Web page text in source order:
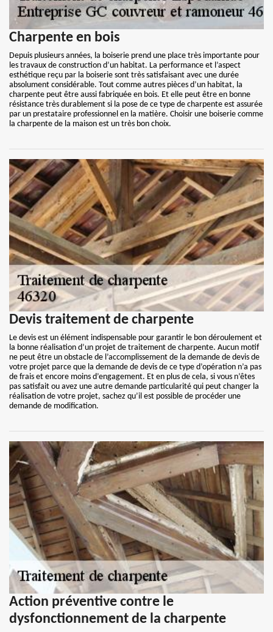
Charpente en bois
Depuis plusieurs années, la boiserie prend une place très importante pour
les travaux de construction d’un habitat. La performance et l’aspect
esthétique reçu par la boiserie sont très satisfaisant avec une durée
absolument considérable. Tout comme autres pièces d’un habitat, la
charpente peut être aussi fabriquée en bois. Et elle peut être en bonne
résistance très durablement si la pose de ce type de charpente est assurée
par un prestataire professionnel en la matière. Choisir une boiserie comme
la charpente de la maison est un très bon choix.
Devis traitement de charpente
Le devis est un élément indispensable pour garantir le bon déroulement et
la bonne réalisation d’un projet de traitement de charpente. Aucun motif
ne peut être un obstacle de l’accomplissement de la demande de devis de
votre projet parce que la demande de devis de ce type d’opération n’a pas
de frais et encore moins d’engagement. Et en plus de cela, si vous n’êtes
pas satisfait ou avez une autre demande particularité qui peut changer la
réalisation de votre projet, sachez qu’il est possible de procéder une
demande de modification.
Action préventive contre le
dysfonctionnement de la charpente